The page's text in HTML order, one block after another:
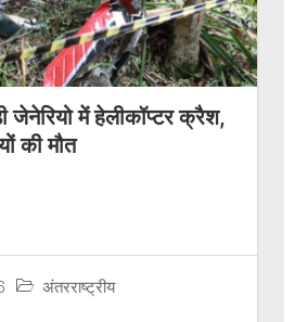
जेनेरियो में हेलीकॉप्टर क्रैश,
की मौत
अंतरराष्ट्रीय